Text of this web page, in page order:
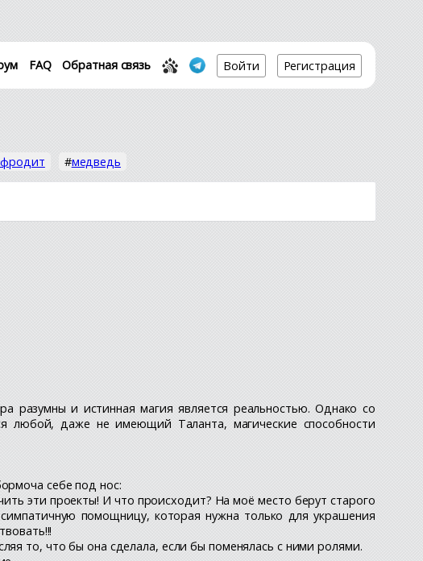
FAQ Обратная связь Войти Регистрация
#медведь
и истинная магия является реальностью. Однако со
любой, даже не имеющий Таланта, магические способности
себе под нос:
эти проекты! И что происходит? На моё место берут старого
помощницу, которая нужна только для украшения
то, что бы она сделала, если бы поменялась с ними ролями.